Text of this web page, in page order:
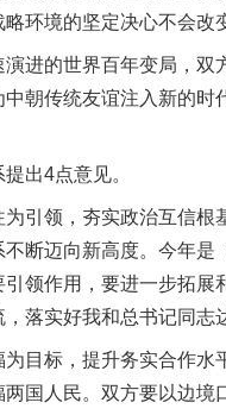
环境的坚定决心不会改
的世界百年变局，双
朝传统友谊注入新的
出4点意见。
领，夯实政治互信根
断迈向新高度。今年
领作用，要进一步拓
落实好我和总书记同志
标，提升务实合作水
国人民。双方要以边